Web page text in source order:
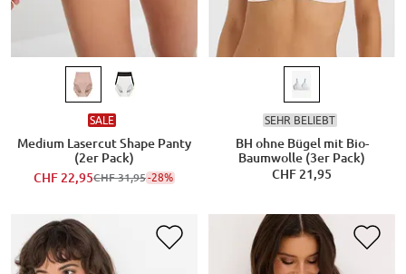
SALE
Medium Lasercut Shape Panty
(2er Pack)
CHF 22,95CHF 31,95-28%
SEHR BELIEBT
BH ohne Bügel mit Bio-
Baumwolle (3er Pack)
CHF 21,95